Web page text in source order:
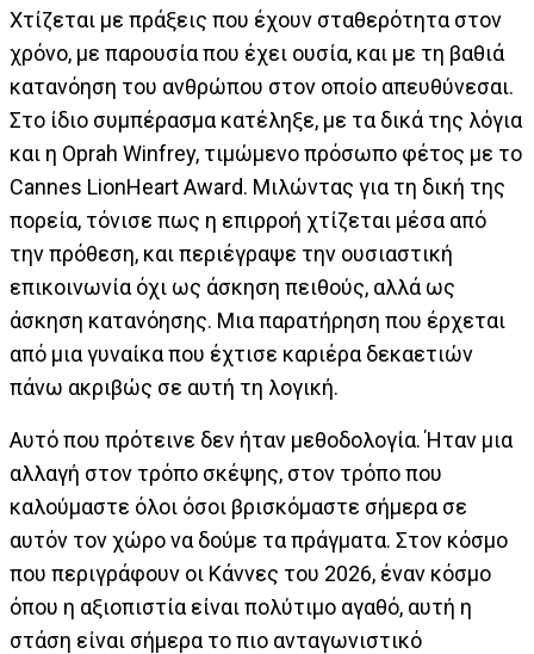
Χτίζεται με πράξεις που έχουν σταθερότητα στον
χρόνο, με παρουσία που έχει ουσία, και με τη βαθιά
κατανόηση του ανθρώπου στον οποίο απευθύνεσαι.
Στο ίδιο συμπέρασμα κατέληξε, με τα δικά της λόγια
και η Oprah Winfrey, τιμώμενο πρόσωπο φέτος με το
Cannes LionHeart Award. Μιλώντας για τη δική της
πορεία, τόνισε πως η επιρροή χτίζεται μέσα από
την πρόθεση, και περιέγραψε την ουσιαστική
επικοινωνία όχι ως άσκηση πειθούς, αλλά ως
άσκηση κατανόησης. Μια παρατήρηση που έρχεται
από μια γυναίκα που έχτισε καριέρα δεκαετιών
πάνω ακριβώς σε αυτή τη λογική.
Αυτό που πρότεινε δεν ήταν μεθοδολογία. Ήταν μια
αλλαγή στον τρόπο σκέψης, στον τρόπο που
καλούμαστε όλοι όσοι βρισκόμαστε σήμερα σε
αυτόν τον χώρο να δούμε τα πράγματα. Στον κόσμο
που περιγράφουν οι Κάννες του 2026, έναν κόσμο
όπου η αξιοπιστία είναι πολύτιμο αγαθό, αυτή η
στάση είναι σήμερα το πιο ανταγωνιστικό